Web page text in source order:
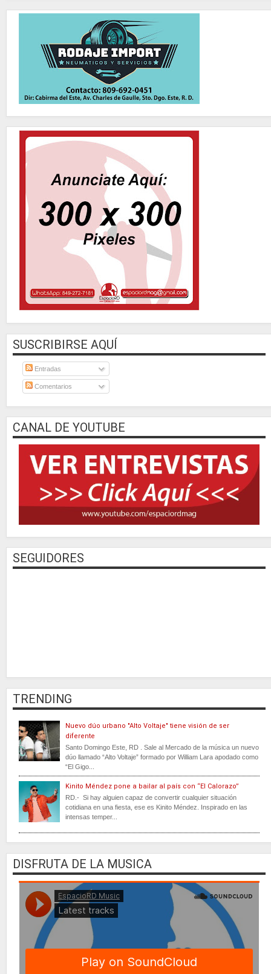
SUSCRIBIRSE AQUÍ
Entradas
Comentarios
CANAL DE YOUTUBE
SEGUIDORES
TRENDING
Nuevo dúo urbano "Alto Voltaje" tiene visión de ser
diferente
Santo Domingo Este, RD . Sale al Mercado de la música un nuevo
dúo llamado “Alto Voltaje” formado por William Lara apodado como
“El Gigo...
Kinito Méndez pone a bailar al país con “El Calorazo”
RD.- Si hay alguien capaz de convertir cualquier situación
cotidiana en una fiesta, ese es Kinito Méndez. Inspirado en las
intensas temper...
DISFRUTA DE LA MUSICA